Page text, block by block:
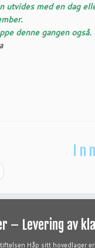
utvides med en dag
denne gangen også.
– Levering av
Håp sitt hovedlager